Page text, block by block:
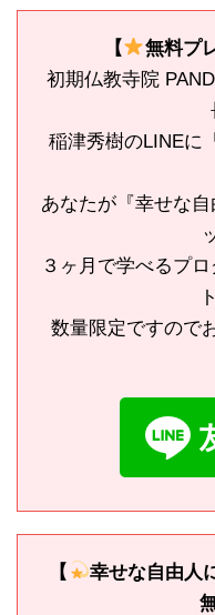
【 無料プ
初期仏教寺院
稲津秀樹のLINEに
あなたが『幸せな
３ヶ月で学べるプ
数量限定ですので
【
幸せな自由人